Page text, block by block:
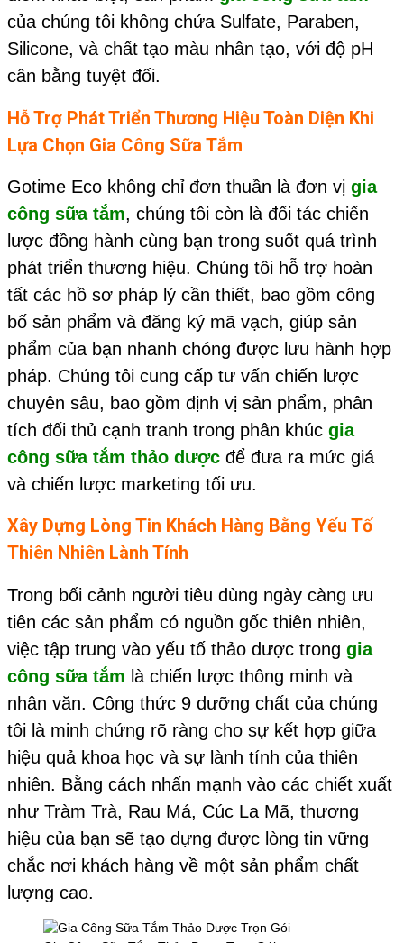
của chúng tôi không chứa Sulfate, Paraben,
Silicone, và chất tạo màu nhân tạo, với độ pH
cân bằng tuyệt đối.
Hỗ Trợ Phát Triển Thương Hiệu Toàn Diện Khi
Lựa Chọn Gia Công Sữa Tắm
Gotime Eco không chỉ đơn thuần là đơn vị gia
công sữa tắm, chúng tôi còn là đối tác chiến
lược đồng hành cùng bạn trong suốt quá trình
phát triển thương hiệu. Chúng tôi hỗ trợ hoàn
tất các hồ sơ pháp lý cần thiết, bao gồm công
bố sản phẩm và đăng ký mã vạch, giúp sản
phẩm của bạn nhanh chóng được lưu hành hợp
pháp. Chúng tôi cung cấp tư vấn chiến lược
chuyên sâu, bao gồm định vị sản phẩm, phân
tích đối thủ cạnh tranh trong phân khúc gia
công sữa tắm thảo dược để đưa ra mức giá
và chiến lược marketing tối ưu.
Xây Dựng Lòng Tin Khách Hàng Bằng Yếu Tố
Thiên Nhiên Lành Tính
Trong bối cảnh người tiêu dùng ngày càng ưu
tiên các sản phẩm có nguồn gốc thiên nhiên,
việc tập trung vào yếu tố thảo dược trong gia
công sữa tắm là chiến lược thông minh và
nhân văn. Công thức 9 dưỡng chất của chúng
tôi là minh chứng rõ ràng cho sự kết hợp giữa
hiệu quả khoa học và sự lành tính của thiên
nhiên. Bằng cách nhấn mạnh vào các chiết xuất
như Tràm Trà, Rau Má, Cúc La Mã, thương
hiệu của bạn sẽ tạo dựng được lòng tin vững
chắc nơi khách hàng về một sản phẩm chất
lượng cao.